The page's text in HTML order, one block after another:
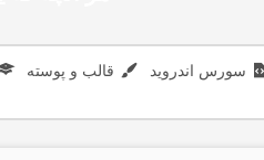
سورس اندروید قالب و پوسته